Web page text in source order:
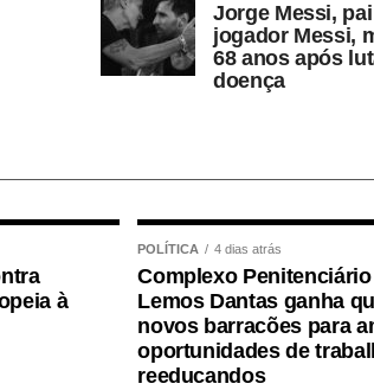
Jorge Messi,
jogador Messi,
68 anos após
doença
à
POLÍTICA 4 dias atrás
Complexo
Lemos Dantas ganha
novos barracões para
oportunidades de
reeducandos